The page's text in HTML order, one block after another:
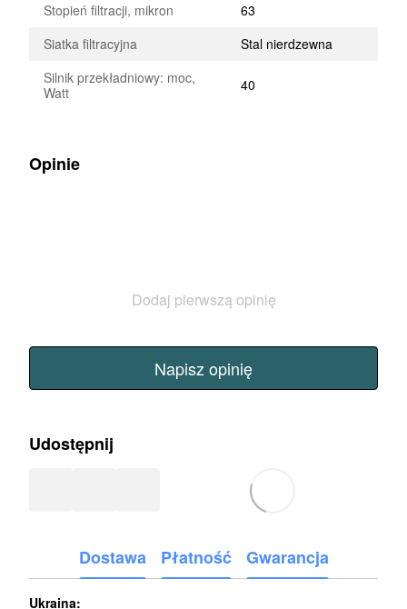
Stopień filtracji, mikron
63
Siatka filtracyjna
Stal nierdzewna
Silnik przekładniowy: moc,
Watt
40
Opinie
Dodaj pierwszą opinię
Napisz opinię
Udostępnij
Dostawa Płatność Gwarancja
Ukraina: